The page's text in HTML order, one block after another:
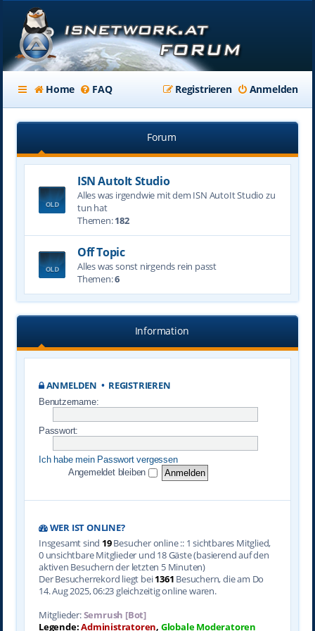
Home FAQ Anmelden
Registrieren
Forum
ISN AutoIt Studio
Alles was irgendwie mit dem ISN AutoIt Studio zu
tun hat
Themen:182
Off Topic
Alles was sonst nirgends rein passt
Themen:6
Information
ANMELDEN • REGISTRIEREN
Benutzername:
Passwort:
Ich habe mein Passwort vergessen
Angemeldet bleiben
WER IST ONLINE?
Insgesamt sind 19Besucher online :: 1 sichtbares Mitglied,
0 unsichtbare Mitglieder und 18 Gäste (basierend auf den
aktiven Besuchern der letzten 5 Minuten)
Der Besucherrekord liegt bei1361 Besuchern, die am Do
14. Aug 2025, 06:23 gleichzeitig online waren.
Mitglieder:Semrush [Bot]
Legende:Administratoren, Globale Moderatoren